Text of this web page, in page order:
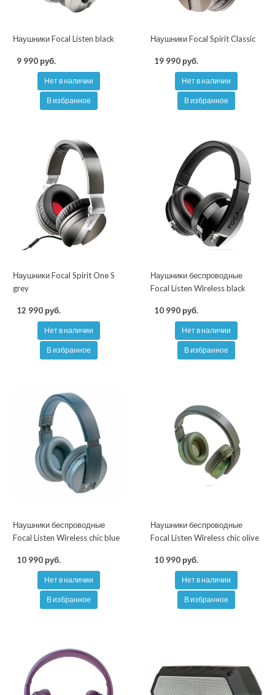
Наушники Focal Listen black
9 990 руб.
Нет в наличии
В избранное
Наушники Focal Spirit Classic
19 990 руб.
Нет в наличии
В избранное
Наушники Focal Spirit One S
grey
12 990 руб.
Нет в наличии
В избранное
Наушники беспроводные
Focal Listen Wireless black
10 990 руб.
Нет в наличии
В избранное
Наушники беспроводные
Focal Listen Wireless chic blue
10 990 руб.
Нет в наличии
В избранное
Наушники беспроводные
Focal Listen Wireless chic olive
10 990 руб.
Нет в наличии
В избранное